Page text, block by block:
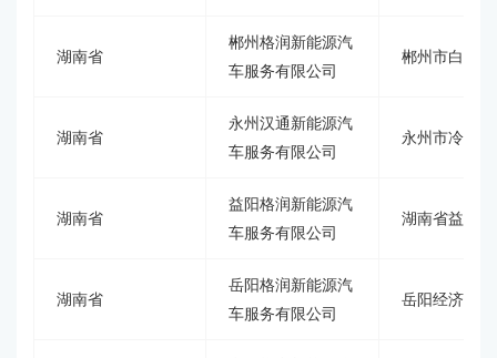
湖南省
郴州格润新能源汽
车服务有限公司
郴州市白露
湖南省
永州汉通新能源汽
车服务有限公司
永州市冷水
湖南省
益阳格润新能源汽
车服务有限公司
湖南省益阳
湖南省
岳阳格润新能源汽
车服务有限公司
岳阳经济技